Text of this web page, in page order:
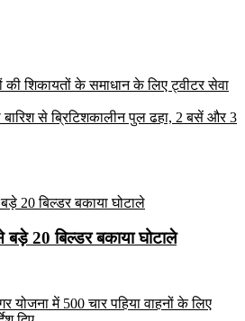
की शिकायतों के समाधान के लिए ट्वीटर सेवा
बारिश से ब्रिटिशकालीन पुल ढहा, 2 बसें और 3
20 बिल्डर बकाया घोटाले